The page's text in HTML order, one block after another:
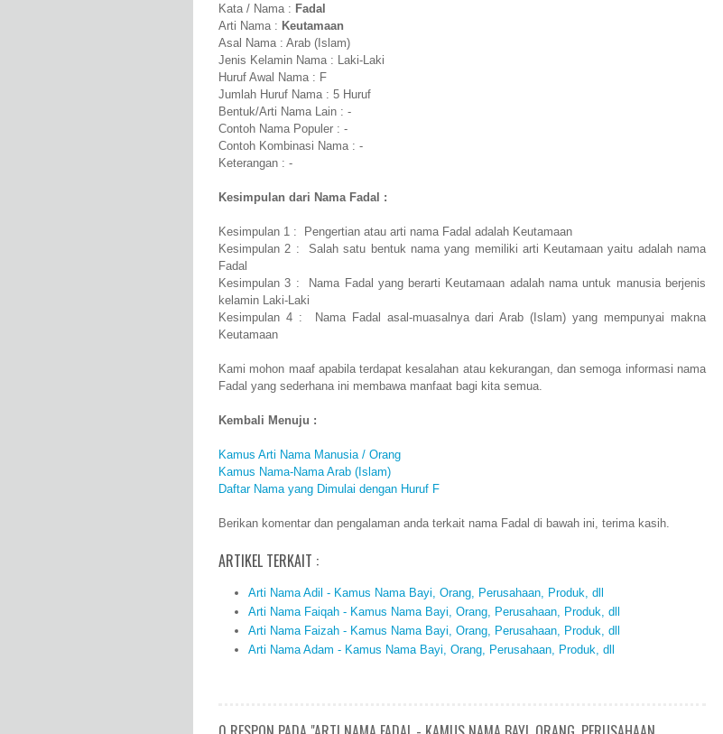
Kata / Nama : Fadal
Arti Nama : Keutamaan
Asal Nama : Arab (Islam)
Jenis Kelamin Nama : Laki-Laki
Huruf Awal Nama : F
Jumlah Huruf Nama : 5 Huruf
Bentuk/Arti Nama Lain : -
Contoh Nama Populer : -
Contoh Kombinasi Nama : -
Keterangan : -
Kesimpulan dari Nama Fadal :
Kesimpulan 1 : Pengertian atau arti nama Fadal adalah Keutamaan
Kesimpulan 2 : Salah satu bentuk nama yang memiliki arti Keutamaan yaitu adalah nama
Fadal
Kesimpulan 3 : Nama Fadal yang berarti Keutamaan adalah nama untuk manusia berjenis
kelamin Laki-Laki
Kesimpulan 4 : Nama Fadal asal-muasalnya dari Arab (Islam) yang mempunyai makna
Keutamaan
Kami mohon maaf apabila terdapat kesalahan atau kekurangan, dan semoga informasi nama
Fadal yang sederhana ini membawa manfaat bagi kita semua.
Kembali Menuju :
Kamus Arti Nama Manusia / Orang
Kamus Nama-Nama Arab (Islam)
Daftar Nama yang Dimulai dengan Huruf F
Berikan komentar dan pengalaman anda terkait nama Fadal di bawah ini, terima kasih.
ARTIKEL TERKAIT :
Arti Nama Adil - Kamus Nama Bayi, Orang, Perusahaan, Produk, dll
Arti Nama Faiqah - Kamus Nama Bayi, Orang, Perusahaan, Produk, dll
Arti Nama Faizah - Kamus Nama Bayi, Orang, Perusahaan, Produk, dll
Arti Nama Adam - Kamus Nama Bayi, Orang, Perusahaan, Produk, dll